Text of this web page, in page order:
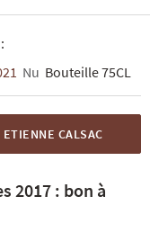
Nu Bouteille 75CL
CALSAC
2017 : bon à